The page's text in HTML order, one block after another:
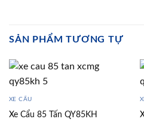
SẢN PHẨM TƯƠNG TỰ
XE CẨU
Xe Cẩu 85 Tấn QY85KH